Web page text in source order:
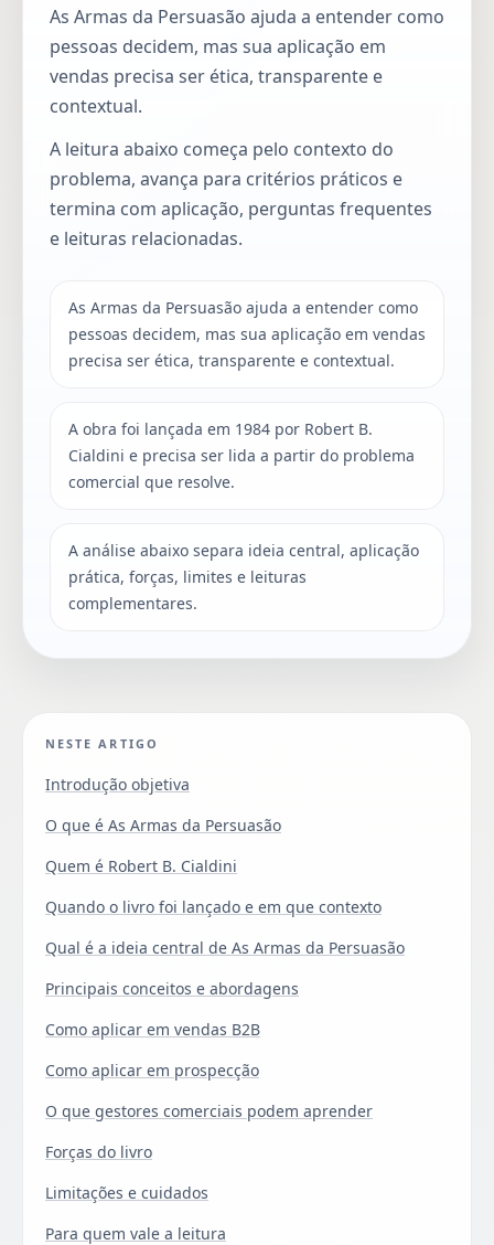
As Armas da Persuasão ajuda a entender como
pessoas decidem, mas sua aplicação em
vendas precisa ser ética, transparente e
contextual.
A leitura abaixo começa pelo contexto do
problema, avança para critérios práticos e
termina com aplicação, perguntas frequentes
e leituras relacionadas.
As Armas da Persuasão ajuda a entender como
pessoas decidem, mas sua aplicação em vendas
precisa ser ética, transparente e contextual.
A obra foi lançada em 1984 por Robert B.
Cialdini e precisa ser lida a partir do problema
comercial que resolve.
A análise abaixo separa ideia central, aplicação
prática, forças, limites e leituras
complementares.
NESTE ARTIGO
Introdução objetiva
O que é As Armas da Persuasão
Quem é Robert B. Cialdini
Quando o livro foi lançado e em que contexto
Qual é a ideia central de As Armas da Persuasão
Principais conceitos e abordagens
Como aplicar em vendas B2B
Como aplicar em prospecção
O que gestores comerciais podem aprender
Forças do livro
Limitações e cuidados
Para quem vale a leitura